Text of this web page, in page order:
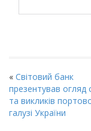
« Світовий банк
презентував огляд
та викликів
галузі України